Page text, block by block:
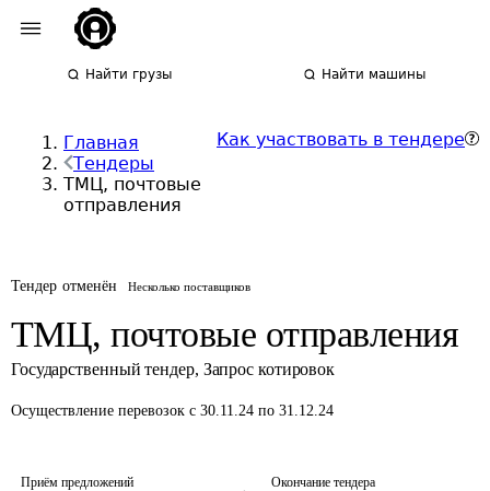
Найти грузы Найти машины
Главная
Тендеры
ТМЦ, почтовые
отправления
Как участвовать в тендере
Тендер отменён Несколько поставщиков
ТМЦ, почтовые отправления
Государственный тендер, Запрос котировок
Осуществление перевозок с 30.11.24 по 31.12.24
Приём предложений
Окончание тендера